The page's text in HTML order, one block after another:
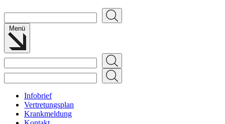
Suchen
Suchen
Suchen
Infobrief
Vertretungsplan
Krankmeldung